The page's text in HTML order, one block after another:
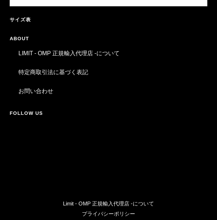
サイズ表
ABOUT
LIMIT - OMP 正規輸入代理店 -について
特定商取引法に基づく表記
お問い合わせ
FOLLOW US
Limit - OMP 正規輸入代理店 -について
プライバシーポリシー